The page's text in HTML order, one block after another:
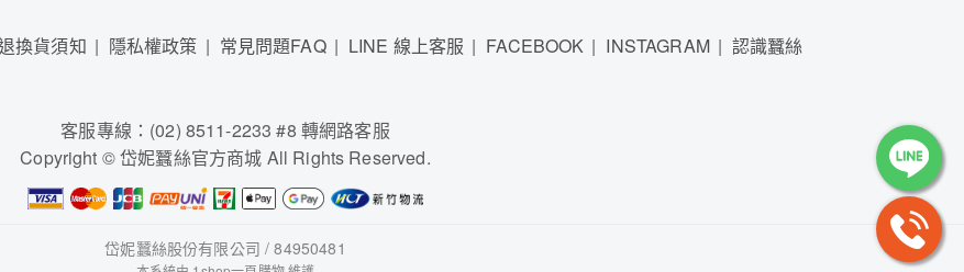
換貨須知 隱私權政策 常見問題FAQ LINE 線上客服 FACEBOOK INSTAGRAM 認識蠶絲
客服專線：(02) 8511-2233 #8 轉網路客服
Copyright © 岱妮蠶絲官方商城 All Rights Reserved.
岱妮蠶絲股份有限公司 / 84950481